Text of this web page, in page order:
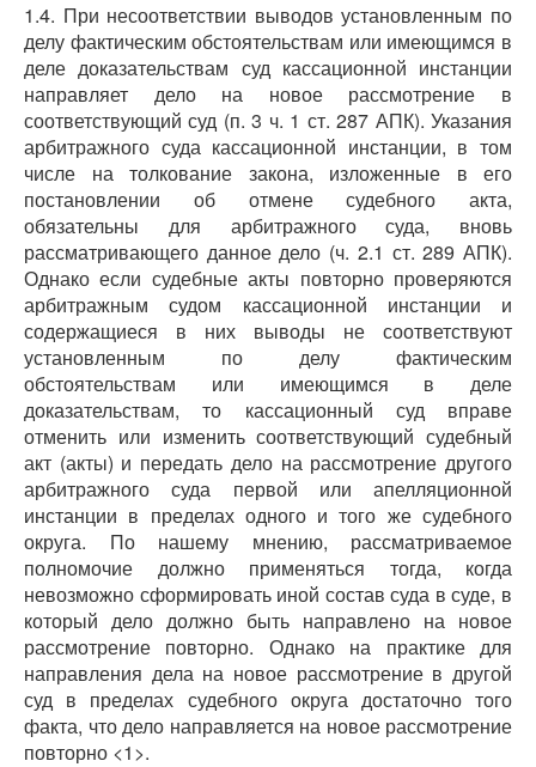
1.4. При несоответствии выводов установленным по
делу фактическим обстоятельствам или имеющимся в
деле доказательствам суд кассационной инстанции
направляет дело на новое рассмотрение в
соответствующий суд (п. 3 ч. 1 ст. 287 АПК). Указания
арбитражного суда кассационной инстанции, в том
числе на толкование закона, изложенные в его
постановлении об отмене судебного акта,
обязательны для арбитражного суда, вновь
рассматривающего данное дело (ч. 2.1 ст. 289 АПК).
Однако если судебные акты повторно проверяются
арбитражным судом кассационной инстанции и
содержащиеся в них выводы не соответствуют
установленным по делу фактическим
обстоятельствам или имеющимся в деле
доказательствам, то кассационный суд вправе
отменить или изменить соответствующий судебный
акт (акты) и передать дело на рассмотрение другого
арбитражного суда первой или апелляционной
инстанции в пределах одного и того же судебного
округа. По нашему мнению, рассматриваемое
полномочие должно применяться тогда, когда
невозможно сформировать иной состав суда в суде, в
который дело должно быть направлено на новое
рассмотрение повторно. Однако на практике для
направления дела на новое рассмотрение в другой
суд в пределах судебного округа достаточно того
факта, что дело направляется на новое рассмотрение
повторно <1>.